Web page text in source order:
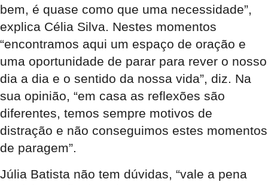
bem, é quase como que uma necessidade”,
explica Célia Silva. Nestes momentos
“encontramos aqui um espaço de oração e
uma oportunidade de parar para rever o nosso
dia a dia e o sentido da nossa vida”, diz. Na
sua opinião, “em casa as reflexões são
diferentes, temos sempre motivos de
distração e não conseguimos estes momentos
de paragem”.
Júlia Batista não tem dúvidas, “vale a pena